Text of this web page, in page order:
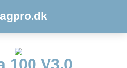
100 V3.0